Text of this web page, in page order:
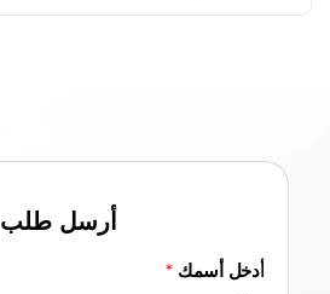
أرسل طلب
أدخل أسمك *